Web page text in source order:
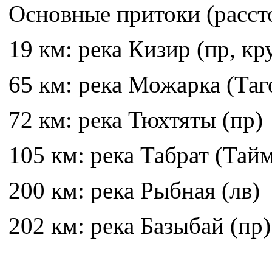
Основные притоки
19 км: река Кизир (пр,
65 км: река Можарка
72 км: река Тюхтяты (пр)
105 км: река Табрат
200 км: река Рыбная (лв)
202 км: река Базыбай (пр)